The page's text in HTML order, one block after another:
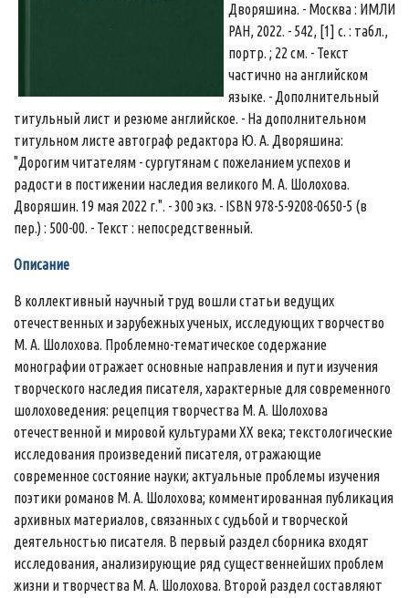
Дворяшина. - Москва : ИМЛИ
РАН, 2022. - 542, [1] с. : табл.,
портр. ; 22 см. - Текст
частично на английском
языке. - Дополнительный
титульный лист и резюме английское. - На дополнительном
титульном листе автограф редактора Ю. А. Дворяшина:
"Дорогим читателям - сургутянам с пожеланием успехов и
радости в постижении наследия великого М. А. Шолохова.
Дворяшин. 19 мая 2022 г.". - 300 экз. - ISBN 978-5-9208-0650-5 (в
пер.) : 500-00. - Текст : непосредственный.
Описание
В коллективный научный труд вошли статьи ведущих
отечественных и зарубежных ученых, исследующих творчество
М. А. Шолохова. Проблемно-тематическое содержание
монографии отражает основные направления и пути изучения
творческого наследия писателя, характерные для современного
шолоховедения: рецепция творчества М. А. Шолохова
отечественной и мировой культурами ХХ века; текстологические
исследования произведений писателя, отражающие
современное состояние науки; актуальные проблемы изучения
поэтики романов М. А. Шолохова; комментированная публикация
архивных материалов, связанных с судьбой и творческой
деятельностью писателя. В первый раздел сборника входят
исследования, анализирующие ряд существеннейших проблем
жизни и творчества М. А. Шолохова. Второй раздел составляют